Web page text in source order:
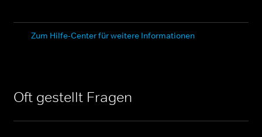
Zum Hilfe-Center für weitere Informationen
Oft gestellt Fragen